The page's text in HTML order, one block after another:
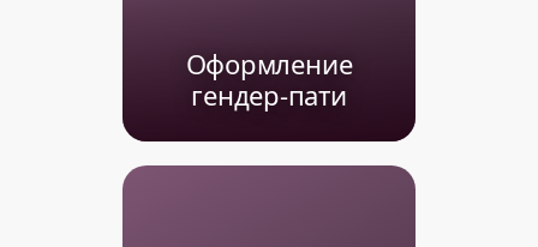
Оформление
гендер-пати